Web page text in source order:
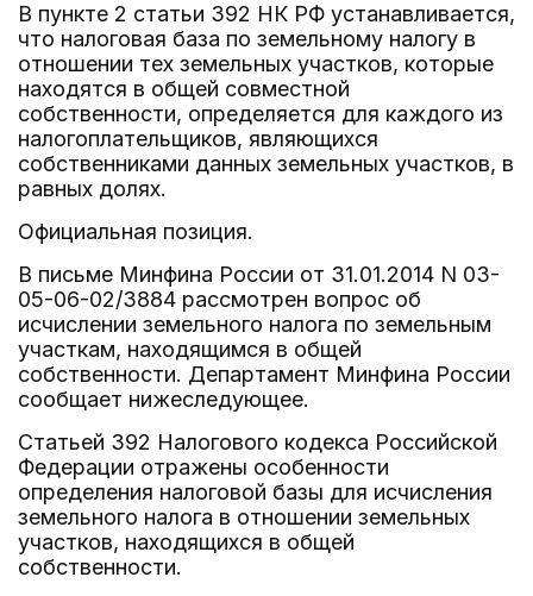
В пункте 2 статьи 392 НК РФ устанавливается,
что налоговая база по земельному налогу в
отношении тех земельных участков, которые
находятся в общей совместной
собственности, определяется для каждого из
налогоплательщиков, являющихся
собственниками данных земельных участков, в
равных долях.
Официальная позиция.
В письме Минфина России от 31.01.2014 N 03-
05-06-02/3884 рассмотрен вопрос об
исчислении земельного налога по земельным
участкам, находящимся в общей
собственности. Департамент Минфина России
сообщает нижеследующее.
Статьей 392 Налогового кодекса Российской
Федерации отражены особенности
определения налоговой базы для исчисления
земельного налога в отношении земельных
участков, находящихся в общей
собственности.